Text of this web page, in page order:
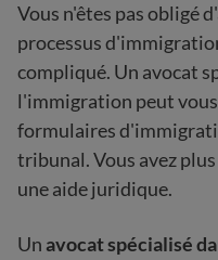
Vous n'êtes pas obligé
processus
compliqué. Un avocat
l'immigration peut
formulaires
tribunal. Vous avez plus
une aide juridique.
Un avocat spécialisé